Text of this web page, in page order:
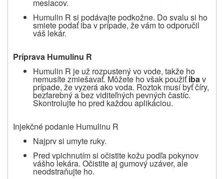
mesiacov.
Humulin R si podávajte podkožne. Do svalu si ho
smiete podať iba v prípade, že vám to odporučil
váš lekár.
Príprava Humulinu R
Humulin R je už rozpustený vo vode, takže ho
nemusíte zmiešavať. Môžete ho však použiťibav
prípade, že vyzerá ako voda. Roztok musí byť číry,
bezfarebný a bez viditeľných pevných častíc.
Skontrolujte ho pred každou aplikáciou.
Injekčné podanie Humulinu R
Najprv si umyte ruky.
Pred vpichnutím si očistite kožu podľa pokynov
vášho lekára. Očistite aj gumový uzáver, ale
neodstraňujte ho.